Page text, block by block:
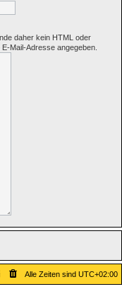
daher kein HTML oder
Mail-Adresse angegeben.
Alle Zeiten sind UTC+02:00